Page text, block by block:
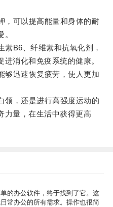
可以提高能量和身体的耐
B6、纤维素和抗氧化剂，
消化和免疫系统的健康。
迅速恢复疲劳，使人更加
，还是进行高强度运动的
力量，在生活中获得更高
的办公软件，终于找到了它。这
常办公的所有需求。操作也很简